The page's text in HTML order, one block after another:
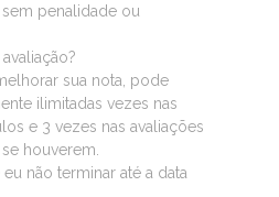
penalidade ou
sua nota, pode
ilimitadas vezes nas
e 3 vezes nas avaliações
houverem.
não terminar até a data